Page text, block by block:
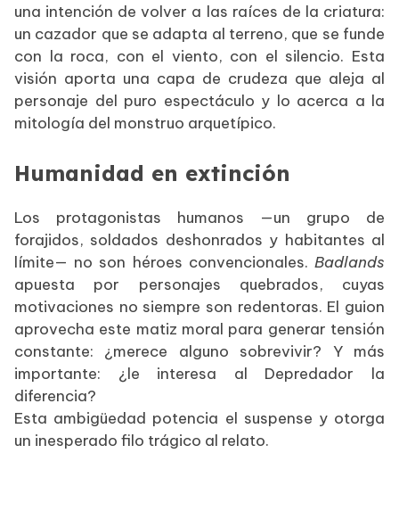
una intención de volver a las raíces de la criatura:
un cazador que se adapta al terreno, que se funde
con la roca, con el viento, con el silencio. Esta
visión aporta una capa de crudeza que aleja al
personaje del puro espectáculo y lo acerca a la
mitología del monstruo arquetípico.
Humanidad en extinción
Los protagonistas humanos —un grupo de
forajidos, soldados deshonrados y habitantes al
límite— no son héroes convencionales. Badlands
apuesta por personajes quebrados, cuyas
motivaciones no siempre son redentoras. El guion
aprovecha este matiz moral para generar tensión
constante: ¿merece alguno sobrevivir? Y más
importante: ¿le interesa al Depredador la
diferencia?
Esta ambigüedad potencia el suspense y otorga
un inesperado filo trágico al relato.